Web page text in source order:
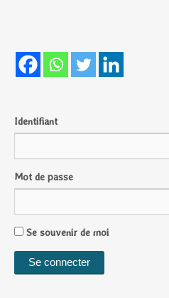
Identifiant
Mot de passe
Se souvenir de moi